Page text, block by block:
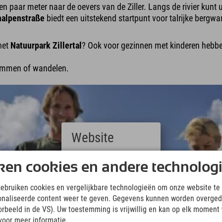
paar meter naar de oevers van de Ziller. Langs de rivier
biedt een uitstekend startpunt voor talrijke
Natuurpark Zillertal? Ook voor gezinnen met kinderen
of wandelen.
cookies en andere
cookies en vergelijkbare technologieën om onze website te
content weer te geven. Gegevens kunnen worden
in de VS). Uw toestemming is vrijwillig en kan op elk moment
Website
(German)
(English)
Italiano
(Italian)